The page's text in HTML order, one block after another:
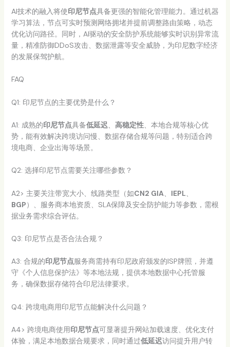
AI技术的融入将使印尼节点具备更强的智能化管理能力。通过机器
学习算法，节点可实时预测网络拥堵并提前调整路由策略，动态
优化访问路径。同时，AI驱动的安全防护系统能够实时识别异常流
量，精准防御DDoS攻击、数据泄露等安全威胁，为印尼数字经济
的发展保驾护航。
FAQ
Q1: 印尼节点的主要优势是什么？
A1: 成熟的印尼节点具备低延迟、 高稳定性、本地合规等核心优
势，能有效解决跨境访问慢、数据存储合规等问题，特别适合跨
境电商、企业出海等场景。
Q2: 选择印尼节点需要关注哪些参数？
A2> 主要关注带宽大小、线路类型（如CN2 GIA、 IEPL、
BGP）、服务商本地资质、SLA保障及安全防护能力等参数，需根
据业务需求综合评估。
Q3: 印尼节点是否合法合规？
A3: 合规的印尼节点服务商需持有印尼政府颁发的ISP牌照，并遵
守《个人信息保护法》等本地法规，提供本地数据中心托管服
务，确保数据存储符合印尼法律要求。
Q4: 跨境电商用印尼节点能解决什么问题？
A4> 跨境电商使用印尼节点可显著提升网站加载速度、优化支付
体验，满足本地数据合规要求，同时通过低延迟访问提升用户转